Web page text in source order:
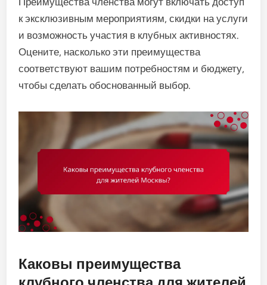
к эксклюзивным мероприятиям, скидки на услуги
и возможность участия в клубных активностях.
Оцените, насколько эти преимущества
соответствуют вашим потребностям и бюджету,
чтобы сделать обоснованный выбор.
Каковы преимущества